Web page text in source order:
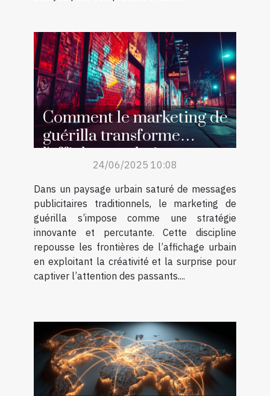
Comment le marketing de
guérilla transforme
l'affichage urbain
24/06/2025 10:08
Dans un paysage urbain saturé de messages
publicitaires traditionnels, le marketing de
guérilla s’impose comme une stratégie
innovante et percutante. Cette discipline
repousse les frontières de l’affichage urbain
en exploitant la créativité et la surprise pour
captiver l’attention des passants....